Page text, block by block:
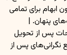
ابهام برای تمامی
پنهان. |
پس از تحویل
نگرانی‌های پس از